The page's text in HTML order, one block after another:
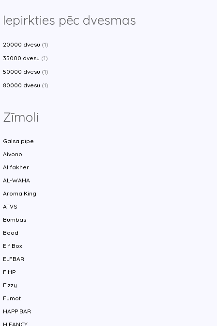
Iepirkties pēc dvesmas
20000 dvesu (1)
35000 dvesu (1)
50000 dvesu (1)
80000 dvesu (1)
Zīmoli
Gaisa pīpe
Aivono
Al fakher
AL-WAHA
Aroma King
ATVS
Bumbas
Bood
Elf Box
ELFBAR
FIHP
Fizzy
Fumot
HAPP BAR
HIFANCY